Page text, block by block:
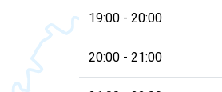
19:00 - 20:00
20:00 - 21:00